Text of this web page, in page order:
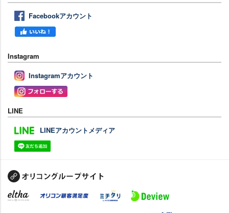
Facebookアカウント
Instagram
Instagramアカウント
LINE
LINEアカウントメディア